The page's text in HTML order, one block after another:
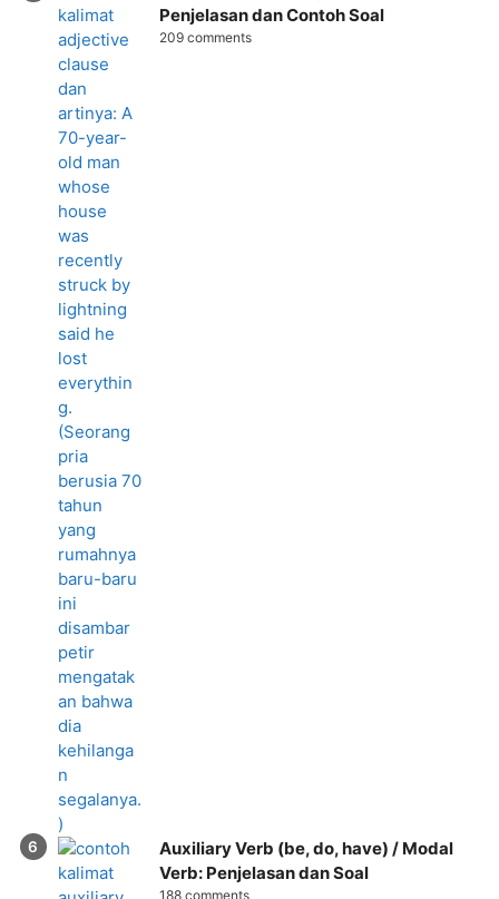
Penjelasan dan Contoh Soal
209 comments
Auxiliary Verb (be, do, have) / Modal
Verb: Penjelasan dan Soal
188 comments